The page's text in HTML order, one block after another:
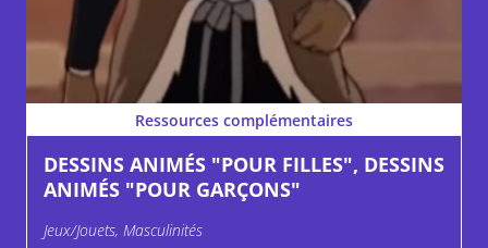
Ressources complémentaires
DESSINS ANIMÉS "POUR FILLES", DESSINS
ANIMÉS "POUR GARÇONS"
Jeux/Jouets, Masculinités